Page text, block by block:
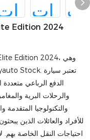
الدفع الرباعي متعددة
والرحلات البرية
والتكنولوجيا المتقدمة
للأفراد والعائلات الذين
احتياجات النقل الخاصة